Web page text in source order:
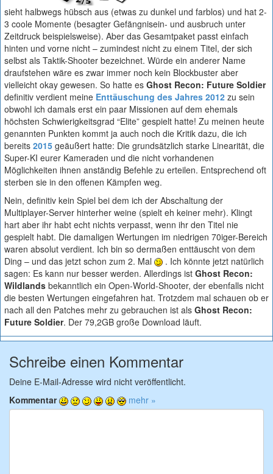
sieht halbwegs hübsch aus (etwas zu dunkel und farblos) und hat 2-
3 coole Momente (besagter Gefängnisein- und ausbruch unter
Zeitdruck beispielsweise). Aber das Gesamtpaket passt einfach
hinten und vorne nicht – zumindest nicht zu einem Titel, der sich
selbst als Taktik-Shooter bezeichnet. Würde ein anderer Name
draufstehen wäre es zwar immer noch kein Blockbuster aber
vielleicht okay gewesen. So hatte es Ghost Recon: Future Soldier
definitiv verdient meine Enttäuschung des Jahres 2012 zu sein
obwohl ich damals erst ein paar Missionen auf dem ehemals
höchsten Schwierigkeitsgrad “Elite” gespielt hatte! Zu meinen heute
genannten Punkten kommt ja auch noch die Kritik dazu, die ich
bereits 2015 geäußert hatte: Die grundsätzlich starke Linearität, die
Super-KI eurer Kameraden und die nicht vorhandenen
Möglichkeiten ihnen anständig Befehle zu erteilen. Entsprechend oft
sterben sie in den offenen Kämpfen weg.
Nein, definitiv kein Spiel bei dem ich der Abschaltung der
Multiplayer-Server hinterher weine (spielt eh keiner mehr). Klingt
hart aber ihr habt echt nichts verpasst, wenn ihr den Titel nie
gespielt habt. Die damaligen Wertungen im niedrigen 70iger-Bereich
waren absolut verdient. Ich bin so dermaßen enttäuscht von dem
Ding – und das jetzt schon zum 2. Mal
. Ich könnte jetzt natürlich
sagen: Es kann nur besser werden. Allerdings ist Ghost Recon:
Wildlands bekanntlich ein Open-World-Shooter, der ebenfalls nicht
die besten Wertungen eingefahren hat. Trotzdem mal schauen ob er
nach all den Patches mehr zu gebrauchen ist als Ghost Recon:
Future Soldier. Der 79,2GB große Download läuft.
Schreibe einen Kommentar
Deine E-Mail-Adresse wird nicht veröffentlicht.
Kommentar
mehr »